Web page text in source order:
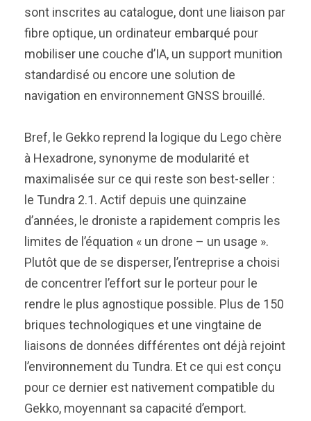
sont inscrites au catalogue, dont une liaison par
fibre optique, un ordinateur embarqué pour
mobiliser une couche d’IA, un support munition
standardisé ou encore une solution de
navigation en environnement GNSS brouillé.
Bref, le Gekko reprend la logique du Lego chère
à Hexadrone, synonyme de modularité et
maximalisée sur ce qui reste son best-seller :
le Tundra 2.1. Actif depuis une quinzaine
d’années, le droniste a rapidement compris les
limites de l’équation « un drone – un usage ».
Plutôt que de se disperser, l’entreprise a choisi
de concentrer l’effort sur le porteur pour le
rendre le plus agnostique possible. Plus de 150
briques technologiques et une vingtaine de
liaisons de données différentes ont déjà rejoint
l’environnement du Tundra. Et ce qui est conçu
pour ce dernier est nativement compatible du
Gekko, moyennant sa capacité d’emport.